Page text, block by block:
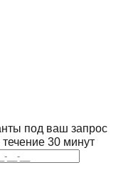
под ваш запрос
30 минут